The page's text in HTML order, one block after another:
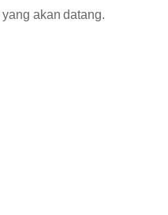
akan datang.